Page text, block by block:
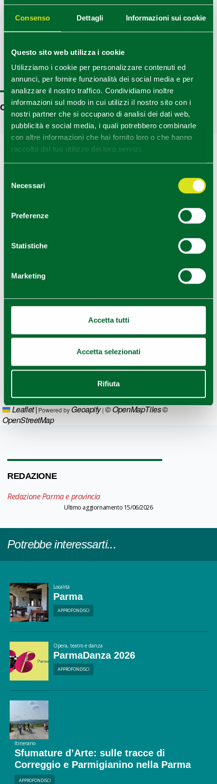
Consenso Dettagli Informazioni sui cookie
Questo sito web utilizza i cookie
Utilizziamo i cookie per personalizzare contenuti ed
annunci, per fornire funzionalità dei social media e per
analizzare il nostro traffico. Condividiamo inoltre
informazioni sul modo in cui utilizzi il nostro sito con i
nostri partner che si occupano di analisi dei dati web,
pubblicità e social media, i quali potrebbero combinarle
con altre informazioni che hai fornito loro o che hanno
raccolto dal tuo utilizzo dei loro servizi.
delNecessari
Preferenze
Statistiche
Marketing
Accetta tutti
Accetta selezionati
Rifiuta
UFFICI INFORMAZIONI
Parma - Ufficio Informazioni e Accoglienza Turistica (IAT-
Info
COME ARRIVARE
Leaflet| Powered byGeoapify|© OpenMapTiles©
OpenStreetMap
REDAZIONE
Redazione Parma e provincia
Ultimo aggiornamento 15/06/2026
Potrebbe interessarti...
Località
Parma
APPROFONDISCI
Opera, teatro e danza
ParmaDanza 2026
APPROFONDISCI
Itinerario
Sfumature d’Arte: sulle tracce di
Correggio e Parmigianino nella Parma
Ducale
APPROFONDISCI